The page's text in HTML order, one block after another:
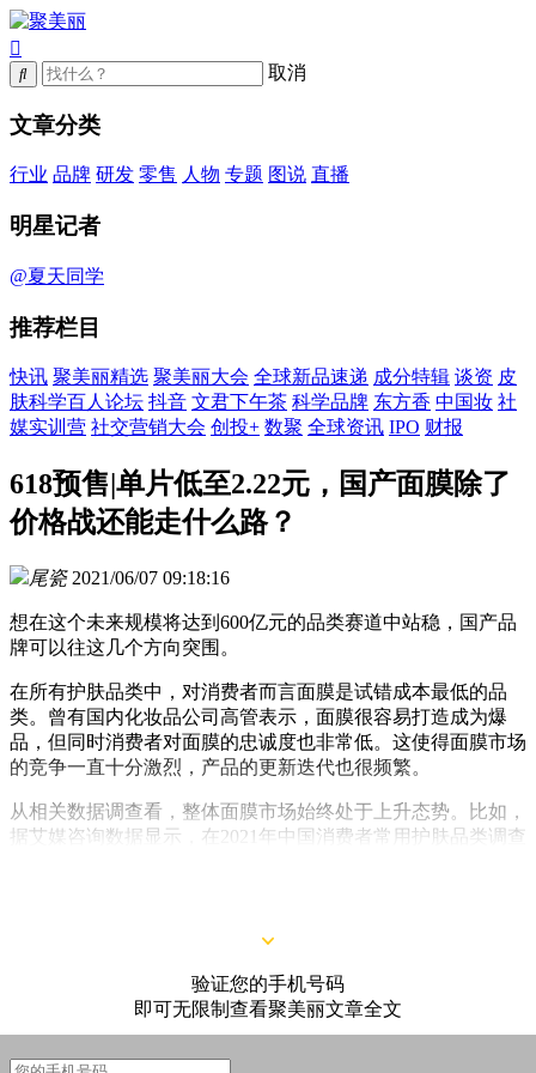
取消
文章分类
行业 品牌 研发 零售 人物 专题 图说 直播
明星记者
@夏天同学
推荐栏目
快讯 聚美丽精选 聚美丽大会 全球新品速递 成分特辑 谈资 皮
肤科学百人论坛 抖音 文君下午茶 科学品牌 东方香 中国妆 社
媒实训营 社交营销大会 创投+ 数聚 全球资讯 IPO 财报
618预售|单片低至2.22元，国产面膜除了
价格战还能走什么路？
尾瓷 2021/06/07 09:18:16
想在这个未来规模将达到600亿元的品类赛道中站稳，国产品
牌可以往这几个方向突围。
在所有护肤品类中，对消费者而言面膜是试错成本最低的品
类。曾有国内化妆品公司高管表示，面膜很容易打造成为爆
品，但同时消费者对面膜的忠诚度也非常低。这使得面膜市场
的竞争一直十分激烈，产品的更新迭代也很频繁。
从相关数据调查看，整体面膜市场始终处于上升态势。比如，
据艾媒咨询数据显示，在2021年中国消费者常用护肤品类调查
验证您的手机号码
即可无限制查看聚美丽文章全文